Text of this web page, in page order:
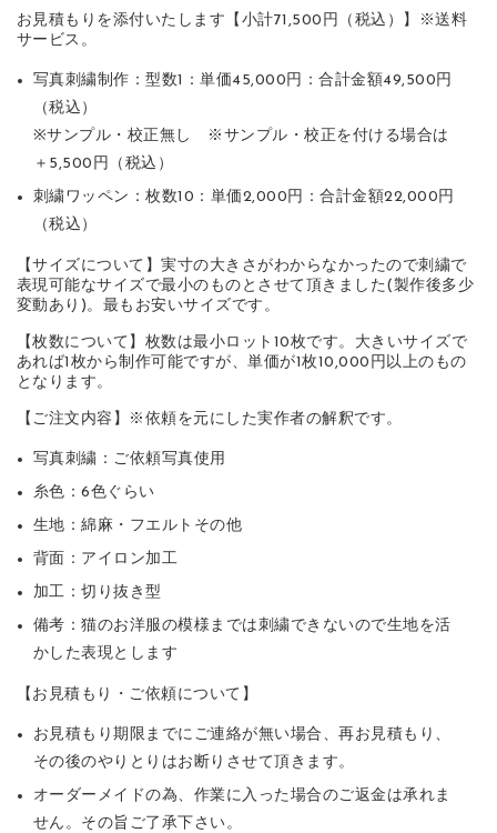
お見積もりを添付いたします【小計71,500円（税込）】※送料
サービス。
写真刺繍制作：型数1：単価45,000円：合計金額49,500円
（税込）
※サンプル・校正無し ※サンプル・校正を付ける場合は
＋5,500円（税込）
刺繍ワッペン：枚数10：単価2,000円：合計金額22,000円
（税込）
【サイズについて】実寸の大きさがわからなかったので刺繍で
表現可能なサイズで最小のものとさせて頂きました(製作後多少
変動あり)。最もお安いサイズです。
【枚数について】枚数は最小ロット10枚です。大きいサイズで
あれば1枚から制作可能ですが、単価が1枚10,000円以上のもの
となります。
【ご注文内容】※依頼を元にした実作者の解釈です。
写真刺繍：ご依頼写真使用
糸色：6色ぐらい
生地：綿麻・フエルトその他
背面：アイロン加工
加工：切り抜き型
備考：猫のお洋服の模様までは刺繍できないので生地を活
かした表現とします
【お見積もり・ご依頼について】
お見積もり期限までにご連絡が無い場合、再お見積もり、
その後のやりとりはお断りさせて頂きます。
オーダーメイドの為、作業に入った場合のご返金は承れま
せん。その旨ご了承下さい。